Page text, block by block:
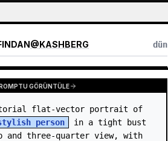
@KASHBERG dün
GÖRÜNTÜLE
person
in a tight bust
and three-quarter view, with